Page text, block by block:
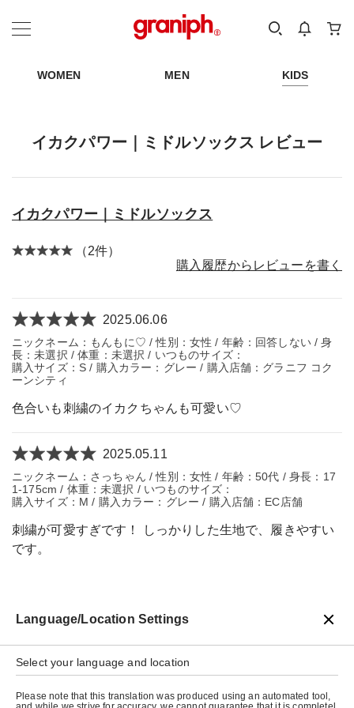
カテゴリーから探す
WOMEN MEN KIDS
イカクパワー｜ミドルソックス レビュー
イカクパワー｜ミドルソックス
（2件）
購入履歴からレビューを書く
2025.06.06
ニックネーム：もんもに♡ / 性別：女性 / 年齢：回答しない / 身
長：未選択 / 体重：未選択 / いつものサイズ：
購入サイズ：S / 購入カラー：グレー / 購入店舗：グラニフ コク
ーンシティ
色合いも刺繍のイカクちゃんも可愛い♡
2025.05.11
ニックネーム：さっちゃん / 性別：女性 / 年齢：50代 / 身長：17
1-175cm / 体重：未選択 / いつものサイズ：
購入サイズ：M / 購入カラー：グレー / 購入店舗：EC店舗
刺繍が可愛すぎです！ しっかりした生地で、履きやすい
です。
Language/Location Settings
Select your language and location
Please note that this translation was produced using an automated tool,